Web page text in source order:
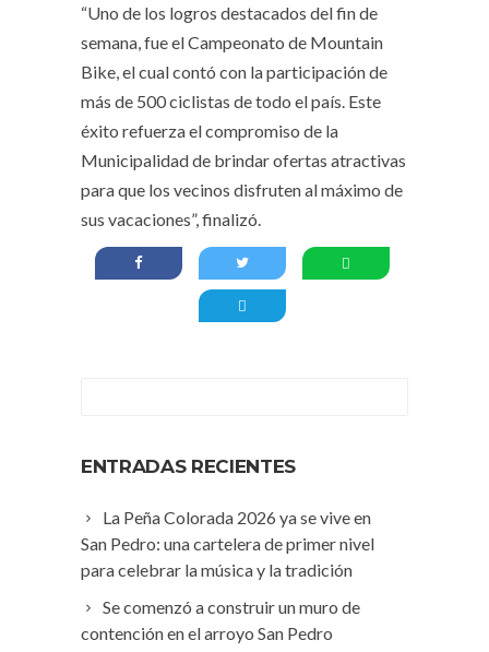
“Uno de los logros destacados del fin de
semana, fue el Campeonato de Mountain
Bike, el cual contó con la participación de
más de 500 ciclistas de todo el país. Este
éxito refuerza el compromiso de la
Municipalidad de brindar ofertas atractivas
para que los vecinos disfruten al máximo de
sus vacaciones”, finalizó.
ENTRADAS RECIENTES
La Peña Colorada 2026 ya se vive en
San Pedro: una cartelera de primer nivel
para celebrar la música y la tradición
Se comenzó a construir un muro de
contención en el arroyo San Pedro